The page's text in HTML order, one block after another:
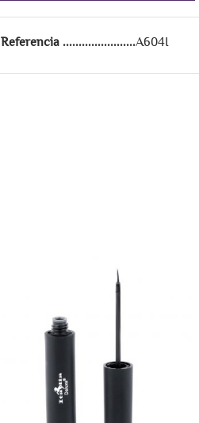
Referencia A604I